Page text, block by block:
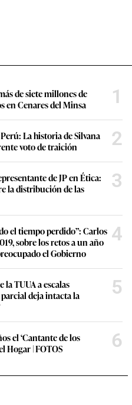
de siete millones de
en Cenares del Minsa
1
La historia de Silvana
voto de traición
2
de JP en Ética:
la distribución de las
3
el tiempo perdido”: Carlos
sobre los retos a un año
el Gobierno
4
TUUA a escalas
deja intacta la
5
el ‘Cantante de los
Hogar | FOTOS
6